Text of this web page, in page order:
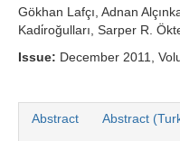
Gökhan Lafçı, Adnan
Kadi̇roğulları, Sarper R.
Issue: December 2011,
Abstract Abstract